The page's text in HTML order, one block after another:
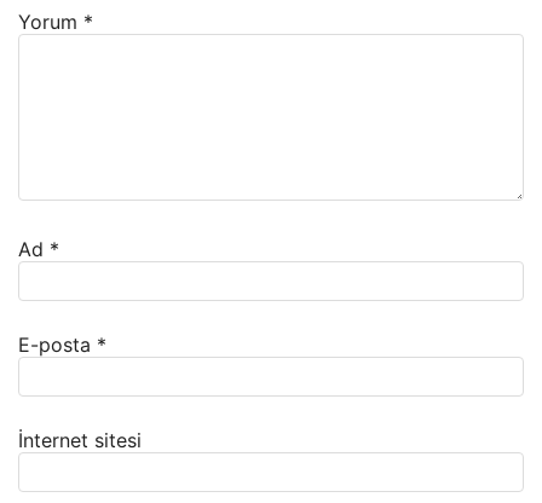
Yorum *
Ad *
E-posta *
İnternet sitesi